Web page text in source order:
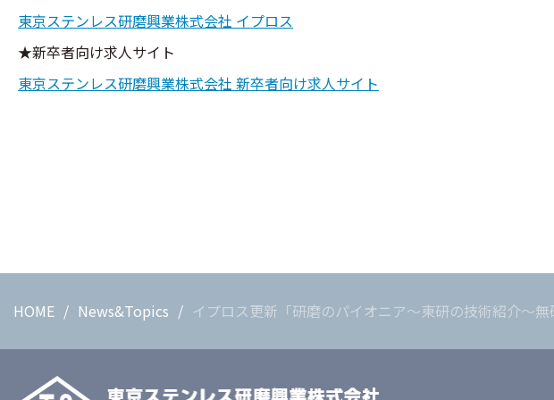
東京ステンレス研磨興業株式会社 イプロス
★新卒者向け求人サイト
東京ステンレス研磨興業株式会社 新卒者向け求人サイト
HOME News&Topics イプロス更新「研磨のパイオニア～東研の技術紹介～無